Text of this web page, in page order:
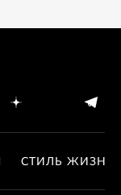
СТИЛЬ ЖИЗНИ